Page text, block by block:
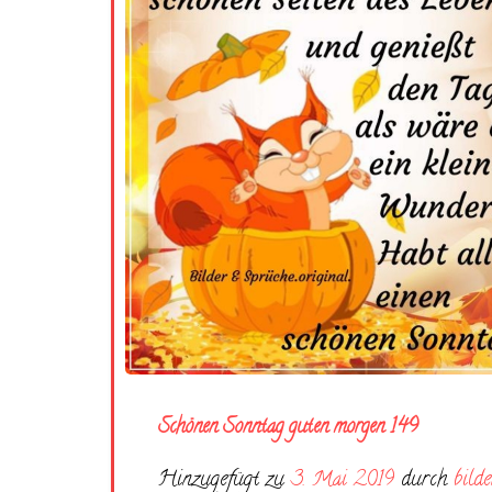
Schönen Sonntag guten morgen 149
Hinzugefügt zu3. Mai 2019 durch